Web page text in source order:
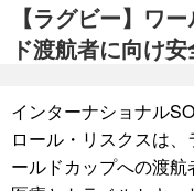
飲食
ボイス
ビジネス
スポーツ
選手
動画
試乗会
ツアー
芸能
ライフ
【ラグビー】ワ
ド渡航者に向け
インターナショナル
ロール・リスクスは、
ールドカップへの渡航